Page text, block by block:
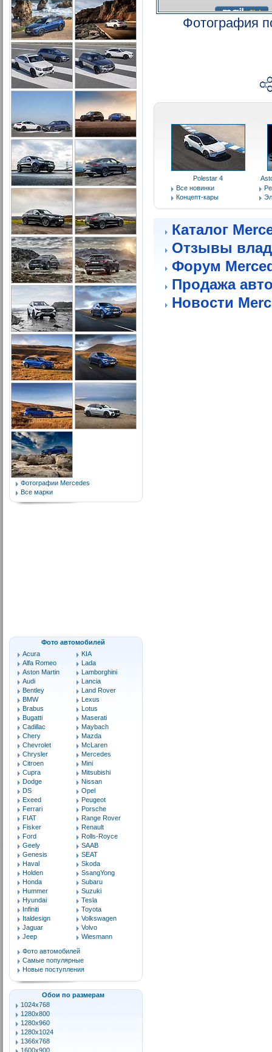
Фотографии Mercedes
Все марки
Фото автомобилей
Acura
Alfa Romeo
Aston Martin
Audi
Bentley
BMW
Brabus
Bugatti
Cadillac
Chery
Chevrolet
Chrysler
Citroen
Cupra
Dodge
DS
Exeed
Ferrari
FIAT
Fisker
Ford
Geely
Genesis
Haval
Holden
Honda
Hummer
Hyundai
Infiniti
Italdesign
Jaguar
Jeep
KIA
Lada
Lamborghini
Lancia
Land Rover
Lexus
Lotus
Maserati
Maybach
Mazda
McLaren
Mercedes
Mini
Mitsubishi
Nissan
Opel
Peugeot
Porsche
Range Rover
Renault
Rolls-Royce
SAAB
SEAT
Skoda
SsangYong
Subaru
Suzuki
Tesla
Toyota
Volkswagen
Volvo
Wiesmann
Фото автомобилей
Самые популярные
Новые поступления
Обои по размерам
1024x768
1280x800
1280x960
1280x1024
1366x768
1600x900
Фотография
Polestar 4
Все новинки
Концепт-кары
Каталог
Отзывы
Форум
Продажа
Новости